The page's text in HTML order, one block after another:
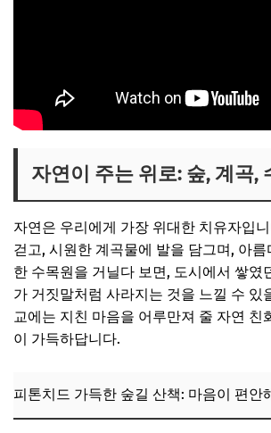
자연이 주는 위로: 숲, 계곡,
자연은 우리에게 가장 위대한 치유자입
걷고, 시원한 계곡물에 발을 담그며, 아
한 수목원을 거닐다 보면, 도시에서 쌓였
가 거짓말처럼 사라지는 것을 느낄 수 있
교에는 지친 마음을 어루만져 줄 자연 친
이 가득하답니다.
피톤치드 가득한 숲길 산책: 마음이 편안